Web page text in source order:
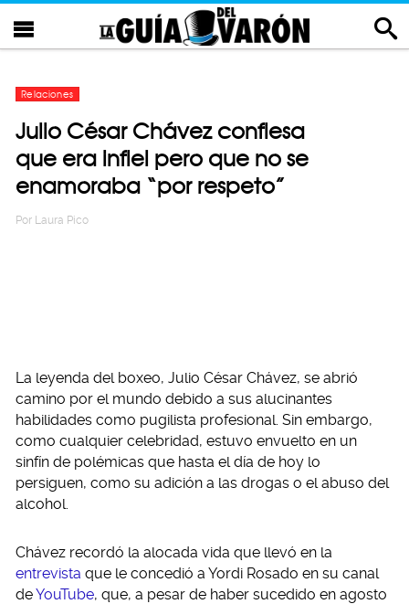
Relaciones
Julio César Chávez confiesa
que era infiel pero que no se
enamoraba “por respeto”
Por Laura Pico
La leyenda del boxeo, Julio César Chávez, se abrió
camino por el mundo debido a sus alucinantes
habilidades como pugilista profesional. Sin embargo,
como cualquier celebridad, estuvo envuelto en un
sinfín de polémicas que hasta el día de hoy lo
persiguen, como su adición a las drogas o el abuso del
alcohol.
Chávez recordó la alocada vida que llevó en la
entrevista que le concedió a Yordi Rosado en su canal
deYouTube, que, a pesar de haber sucedido en agosto